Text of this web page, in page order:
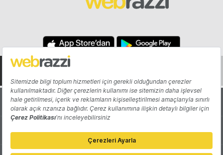
Hakkında Yazarlar
Katkıda Bulun Reklam